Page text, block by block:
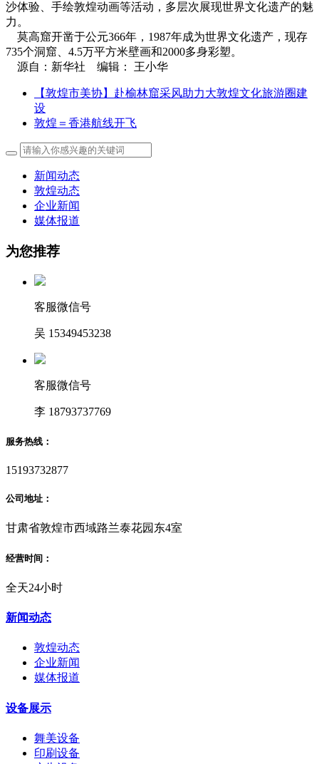
沙体验、手绘敦煌动画等活动，多层次展现世界文化遗产的魅
力。
莫高窟开凿于公元366年，1987年成为世界文化遗产，现存
735个洞窟、4.5万平方米壁画和2000多身彩塑。
源自：新华社 编辑： 王小华
【敦煌市美协】赴榆林窟采风助力大敦煌文化旅游圈建
设
敦煌＝香港航线开飞
新闻动态
敦煌动态
企业新闻
媒体报道
为您推荐
客服微信号
吴 15349453238
客服微信号
李 18793737769
服务热线：
15193732877
公司地址：
甘肃省敦煌市西域路兰泰花园东4室
经营时间：
全天24小时
新闻动态
敦煌动态
企业新闻
媒体报道
设备展示
舞美设备
印刷设备